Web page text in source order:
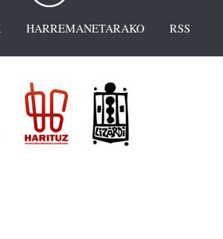
HARREMANETARAKO RSS